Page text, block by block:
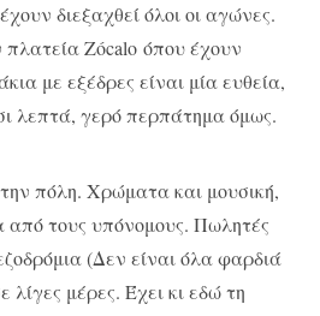
διεξαχθεί όλοι οι αγώνες.
πλατεία Zócalo όπου έχουν
με εξέδρες είναι μία ευθεία,
λεπτά, γερό περπάτημα όμως.
πόλη. Χρώματα και μουσική,
από τους υπόνομους. Πωλητές
(Δεν είναι όλα φαρδιά
μέρες. Έχει κι εδώ τη